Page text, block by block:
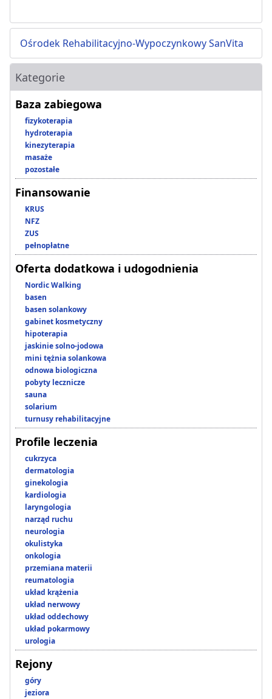
Ośrodek Rehabilitacyjno-Wypoczynkowy SanVita
Kategorie
Baza zabiegowa
fizykoterapia
hydroterapia
kinezyterapia
masaże
pozostałe
Finansowanie
KRUS
NFZ
ZUS
pełnopłatne
Oferta dodatkowa i udogodnienia
Nordic Walking
basen
basen solankowy
gabinet kosmetyczny
hipoterapia
jaskinie solno-jodowa
mini tężnia solankowa
odnowa biologiczna
pobyty lecznicze
sauna
solarium
turnusy rehabilitacyjne
Profile leczenia
cukrzyca
dermatologia
ginekologia
kardiologia
laryngologia
narząd ruchu
neurologia
okulistyka
onkologia
przemiana materii
reumatologia
układ krążenia
układ nerwowy
układ oddechowy
układ pokarmowy
urologia
Rejony
góry
jeziora